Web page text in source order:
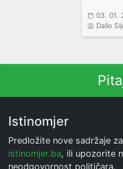
03. 01.
Dalio
Istinomjer
Predložite nove sadržaje za
istinomjer.ba, ili upozorite
neodgovornost političara.